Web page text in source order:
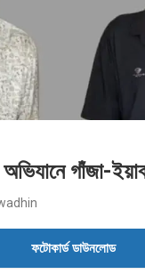
অভিযানে গাঁজা-
ফটোকার্ড ডাউনলোড